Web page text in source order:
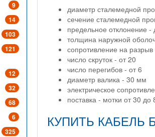
9
14
103
121
12
32
68
6
325
диаметр сталемедной
сечение сталемедной
предельное отклонение
толщина наружной
сопротивление на
число скруток - от 20
число перегибов - от 6
диаметр валика - 30 мм
электрическое
поставка - мотки от 30 до
КУПИТЬ КАБЕЛЬ